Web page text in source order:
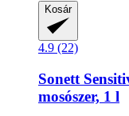
Kosár
4.9 (22)
Sonett
mosószer, 1 l